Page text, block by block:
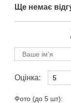
Ще немає
Оцінка:
Фото (до 5 шт):